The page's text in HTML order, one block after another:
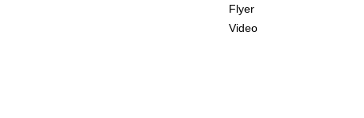
Flyer
Video